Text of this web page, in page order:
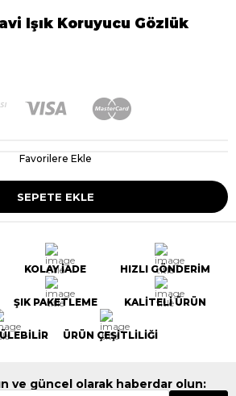
Işık Koruyucu Gözlük
Favorilere Ekle
KOLAY İADE HIZLI GÖNDERİM
ŞIK PAKETLEME KALİTELİ ÜRÜN
ÜRÜN ÇEŞİTLİLİĞİ
ve güncel olarak haberdar olun: